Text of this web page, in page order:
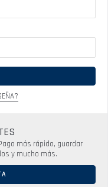
más rápido, guardar
y mucho más.